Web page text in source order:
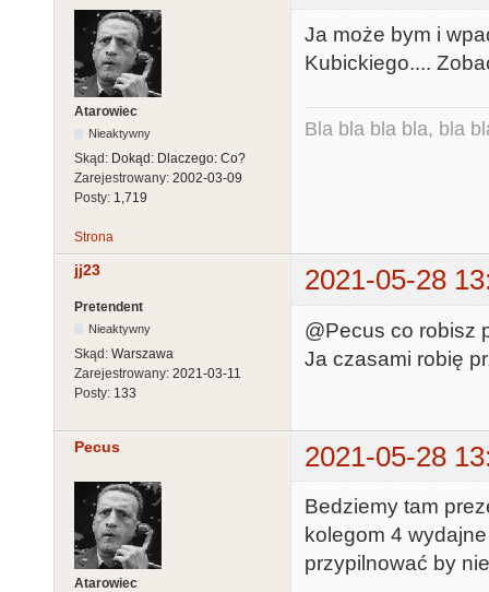
Atarowiec
Nieaktywny
Skąd: Dokąd: Dlaczego: Co?
Zarejestrowany: 2002-03-09
Posty: 1,719
Ja może bym i
Kubickiego....
Bla bla bla bla, bla
Strona
jj23 2021-05-28
Pretendent
Nieaktywny
Skąd: Warszawa
Zarejestrowany: 2021-03-11
Posty: 133
@Pecus co robisz
Ja czasami robię
Pecus 2021-05-28
Atarowiec
Bedziemy tam
kolegom 4
przypilnować by